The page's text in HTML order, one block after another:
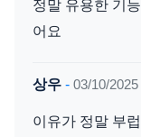
정말 유용한 기
어요
상우 - 03/10/
이유가 정말 부